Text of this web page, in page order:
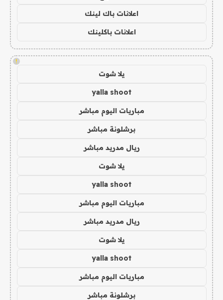
اعلانات باك لينك
اعلانات باكلينك
!
يلا شوت
yalla shoot
مباريات اليوم مباشر
برشلونة مباشر
ريال مدريد مباشر
يلا شوت
yalla shoot
مباريات اليوم مباشر
ريال مدريد مباشر
يلا شوت
yalla shoot
مباريات اليوم مباشر
برشلونة مباشر